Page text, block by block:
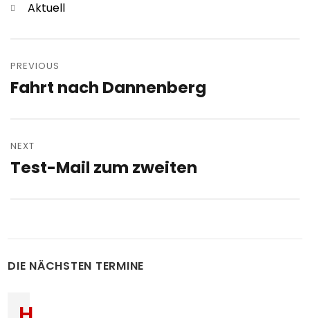
Categories
Aktuell
navigation
PREVIOUS
Previous
Fahrt nach Dannenberg
NEXT
Next
Test-Mail zum zweiten
DIE NÄCHSTEN TERMINE